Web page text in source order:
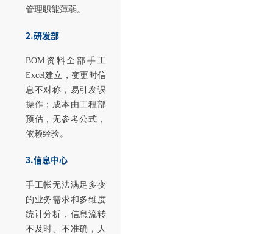
管理职能薄弱。
2.研发部
BOM资料全部手工
Excel建立，变更时信
息不对称，易引发误
操作；成本由工程部
预估，无参考公式，
依赖经验。
3.信息中心
手工帐无法满足多变
的业务需求和多维度
统计分析，信息流转
不及时、不准确，人